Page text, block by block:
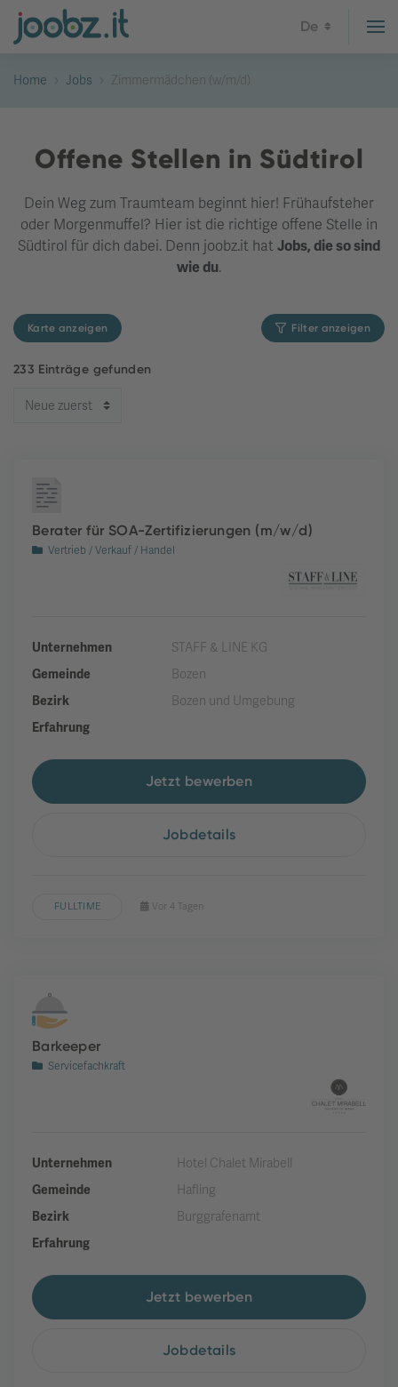
De
Home Jobs Zimmermädchen (w/m/d)
Offene Stellen in Südtirol
Dein Weg zum Traumteam beginnt hier! Frühaufsteher
oder Morgenmuffel? Hier ist die richtige offene Stelle in
Südtirol für dich dabei. Denn joobz.it hat Jobs, die so sind
wie du.
Karte anzeigen Filter anzeigen
233 Einträge gefunden
Berater für SOA-Zertifizierungen (m/w/d)
Vertrieb / Verkauf / Handel
Unternehmen
STAFF & LINE KG
Gemeinde
Bozen
Bezirk
Bozen und Umgebung
Erfahrung
Jetzt bewerben
Jobdetails
FULLTIME Vor 4 Tagen
Barkeeper
Servicefachkraft
Unternehmen
Hotel Chalet Mirabell
Gemeinde
Hafling
Bezirk
Burggrafenamt
Erfahrung
Jetzt bewerben
Jobdetails